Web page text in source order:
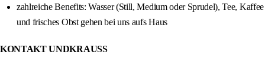
zahlreiche Benefits: Wasser (Still, Medium oder Sprudel), Tee, Kaffee
und frisches Obst gehen bei uns aufs Haus
KONTAKT UNDKRAUSS